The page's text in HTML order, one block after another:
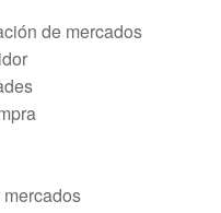
de mercados